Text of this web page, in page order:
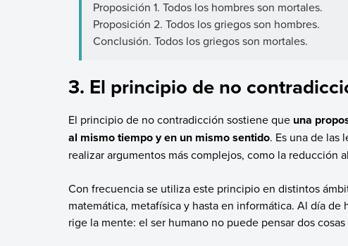
Proposición 1. Todos los hombres son mortales.
Proposición 2. Todos los griegos son hombres.
Conclusión. Todos los griegos son mortales.
3. El principio de no
El principio de no contradicción sostiene queuna
al mismo tiempo y en un mismo sentido. Es una de las
realizar argumentos más complejos, como la reducción
Con frecuencia se utiliza este principio en distintos
matemática, metafísica y hasta en informática. Al día
rige la mente: el ser humano no puede pensar dos